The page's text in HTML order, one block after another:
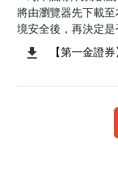
將由瀏覽器先下載
境安全後，再決定是
【第一金證